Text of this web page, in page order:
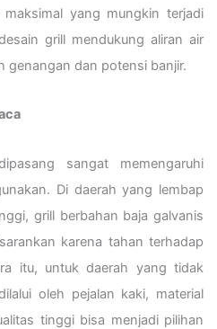
yang mungkin terjadi
grill mendukung aliran air
genangan dan potensi banjir.
sangat memengaruhi
Di daerah yang lembap
grill berbahan baja galvanis
karena tahan terhadap
itu, untuk daerah yang tidak
oleh pejalan kaki, material
tinggi bisa menjadi pilihan